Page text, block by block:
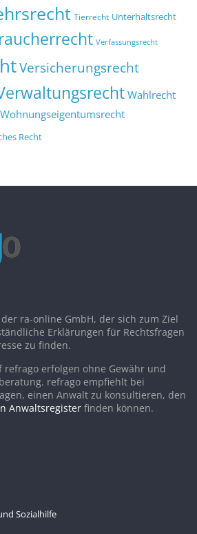
Tierrecht Unterhaltsrecht
Verfassungsrecht
Versicherungsrecht
Wahlrecht
Wohnungseigentumsrecht
Recht
ra-online GmbH, der sich zum Ziel
Erklärungen für Rechtsfragen
zu finden.
erfolgen ohne Gewähr und
refrago empfiehlt bei
einen Anwalt zu konsultieren, den
Anwaltsregister finden können.
Sozialhilfe